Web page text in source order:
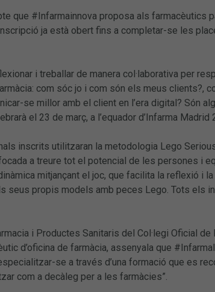
que #Infarmainnova proposa als farmacèutics
ja està obert fins a completar-se les
i treballar de manera col·laborativa per
com sóc jo i com són els meus clients?,
se millor amb el client en l’era digital? Són
el 23 de març, a l’equador d’Infarma Madrid
inscrits utilitzaran la metodologia Lego
a treure tot el potencial de les persones i
mitjançant el joc, que facilita la reflexió i
seus propis models amb peces Lego. Tots els
i Productes Sanitaris del Col·legi Oficial
d’oficina de farmàcia, assenyala que
se a través d’una formació que es
com a decàleg per a les farmàcies”.